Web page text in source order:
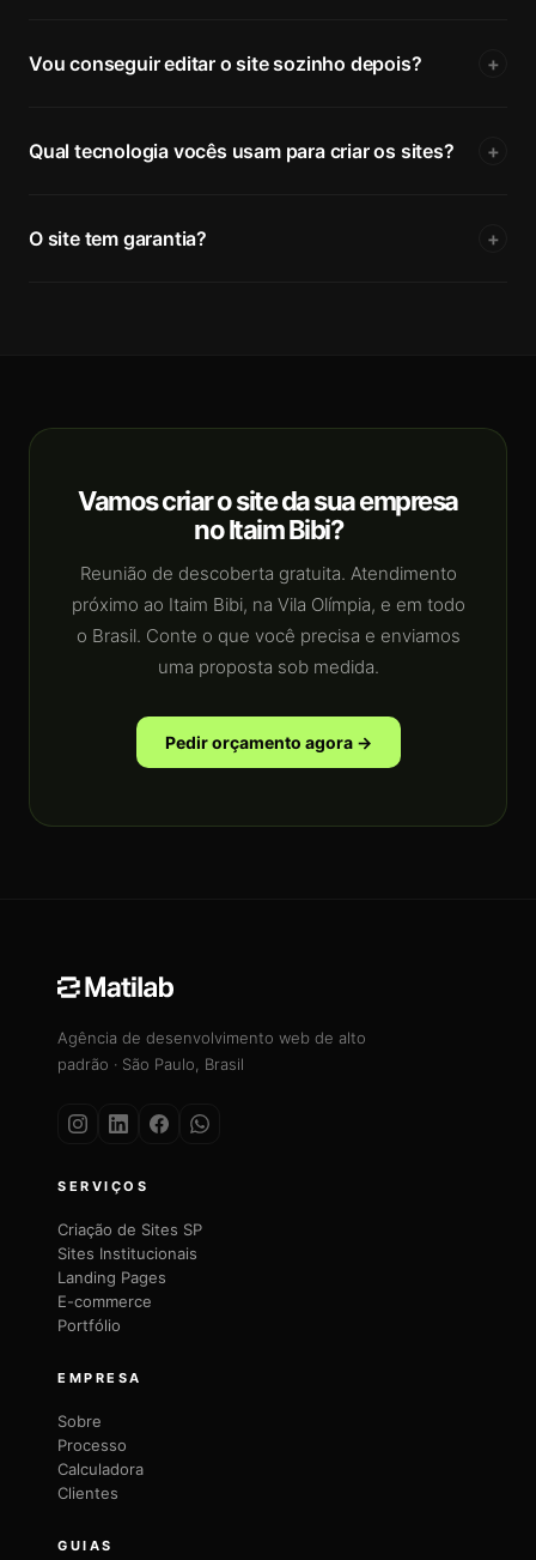
Vou conseguir editar o site sozinho depois? +
Qual tecnologia vocês usam para criar os sites? +
O site tem garantia? +
Vamos criar o site da sua empresa
no Itaim Bibi?
Reunião de descoberta gratuita. Atendimento
próximo ao Itaim Bibi, na Vila Olímpia, e em todo
o Brasil. Conte o que você precisa e enviamos
uma proposta sob medida.
Pedir orçamento agora →
Agência de desenvolvimento web de alto
padrão · São Paulo, Brasil
SERVIÇOS
Criação de Sites SP
Sites Institucionais
Landing Pages
E-commerce
Portfólio
EMPRESA
Sobre
Processo
Calculadora
Clientes
GUIAS